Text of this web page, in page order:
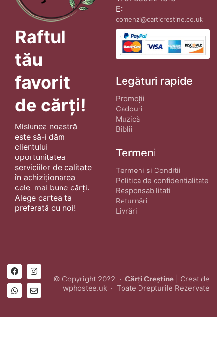
Raftul
tău
favorit
de cărți!
Misiunea noastră
este să-i dăm
clientului
oportunitatea
serviciilor de calitate
în achiziționarea
celei mai bune cărți.
Alege cartea ta
preferată cu noi!
E:
comenzi@carticrestine.co.uk
Legături rapide
Promoții
Cadouri
Muzică
Biblii
Termeni
Termeni si Conditii
Politica de confidentialitate
Responsabilitati
Returnări
Livrări
© Copyright 2022 · Cărți Creștine | Creat de
wphostee.uk · Toate Drepturile Rezervate